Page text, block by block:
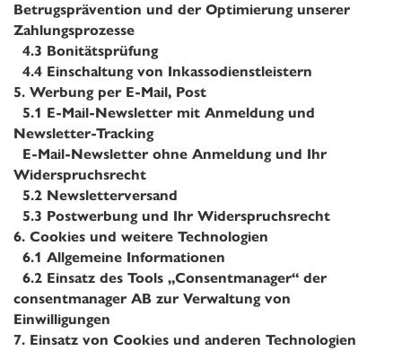
Betrugsprävention und der Optimierung unserer
Zahlungsprozesse
4.3 Bonitätsprüfung
4.4 Einschaltung von Inkassodienstleistern
5. Werbung per E-Mail, Post
5.1 E-Mail-Newsletter mit Anmeldung und
Newsletter-Tracking
E-Mail-Newsletter ohne Anmeldung und Ihr
Widerspruchsrecht
5.2 Newsletterversand
5.3 Postwerbung und Ihr Widerspruchsrecht
6. Cookies und weitere Technologien
6.1 Allgemeine Informationen
6.2 Einsatz des Tools „Consentmanager“ der
consentmanager AB zur Verwaltung von
Einwilligungen
7. Einsatz von Cookies und anderen Technologien